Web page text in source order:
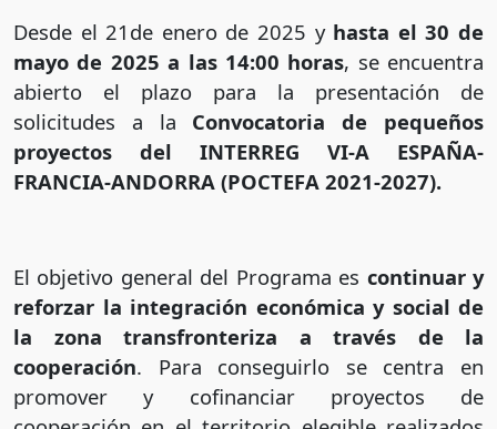
Desde el 21de enero de 2025 y hasta el 30 de
mayo de 2025 a las 14:00 horas, se encuentra
abierto el plazo para la presentación de
solicitudes a la Convocatoria de pequeños
proyectos del INTERREG VI-A ESPAÑA-
FRANCIA-ANDORRA (POCTEFA 2021-2027).
El objetivo general del Programa es continuar y
reforzar la integración económica y social de
la zona transfronteriza a través de la
cooperación. Para conseguirlo se centra en
promover y cofinanciar proyectos de